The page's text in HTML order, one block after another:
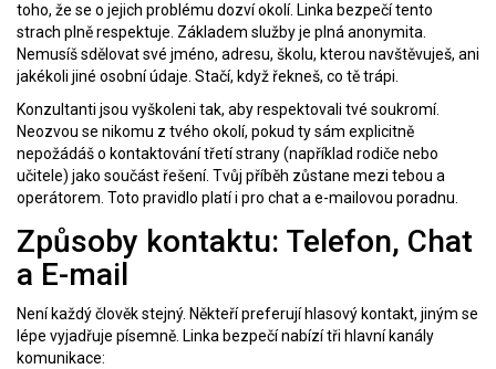
toho, že se o jejich problému dozví okolí. Linka bezpečí tento
strach plně respektuje. Základem služby je plná anonymita
Nemusíš sdělovat své jméno, adresu, školu, kterou navštěvuješ, ani
jakékoli jiné osobní údaje. Stačí, když řekneš, co tě trápi.
Konzultanti jsou vyškoleni tak, aby respektovali tvé soukromí.
Neozvou se nikomu z tvého okolí, pokud ty sám explicitně
nepožádáš o kontaktování třetí strany (například rodiče nebo
učitele) jako součást řešení. Tvůj příběh zůstane mezi tebou a
operátorem. Toto pravidlo platí i pro chat a e-mailovou poradnu.
Způsoby kontaktu: Telefon, Chat
a E-mail
Není každý člověk stejný. Někteří preferují hlasový kontakt, jiným se
lépe vyjadřuje písemně. Linka bezpečí nabízí tři hlavní kanály
komunikace: